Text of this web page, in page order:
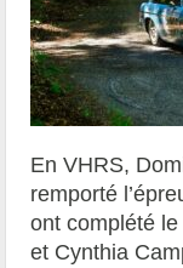
En VHRS,
remporté
ont complété
et Cynthia